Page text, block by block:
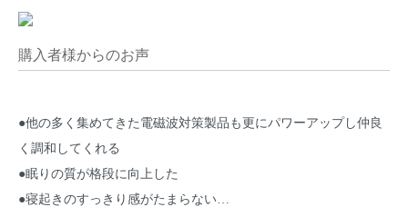
購入者様からのお声
●他の多く集めてきた電磁波対策製品も更にパワーアップし仲良
く調和してくれる
●眠りの質が格段に向上した
●寝起きのすっきり感がたまらない…